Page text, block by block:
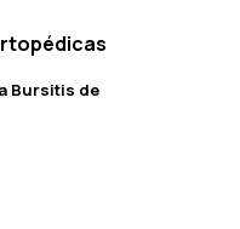
Bursitis de